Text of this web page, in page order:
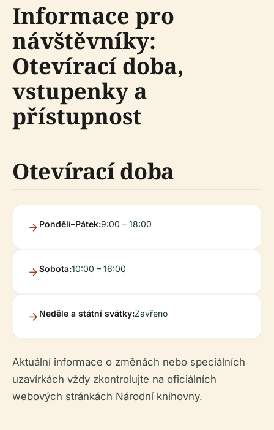
Informace pro
návštěvníky:
Otevírací doba,
vstupenky a
přístupnost
Otevírací doba
Pondělí–Pátek:9:00 – 18:00
Sobota:10:00 – 16:00
Neděle a státní svátky:Zavřeno
Aktuální informace o změnách nebo speciálních
uzavírkách vždy zkontrolujte na oficiálních
webových stránkách Národní knihovny.